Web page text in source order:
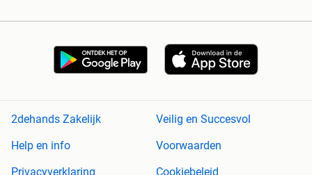
2dehands Zakelijk
Veilig en Succesvol
Help en info
Voorwaarden
Privacyverklaring
Cookiebeleid